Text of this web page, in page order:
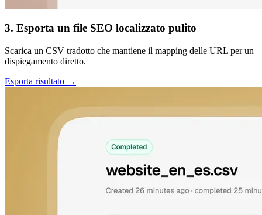
3. Esporta un file SEO localizzato pulito
Scarica un CSV tradotto che mantiene il mapping delle URL per un
dispiegamento diretto.
Esporta risultato →